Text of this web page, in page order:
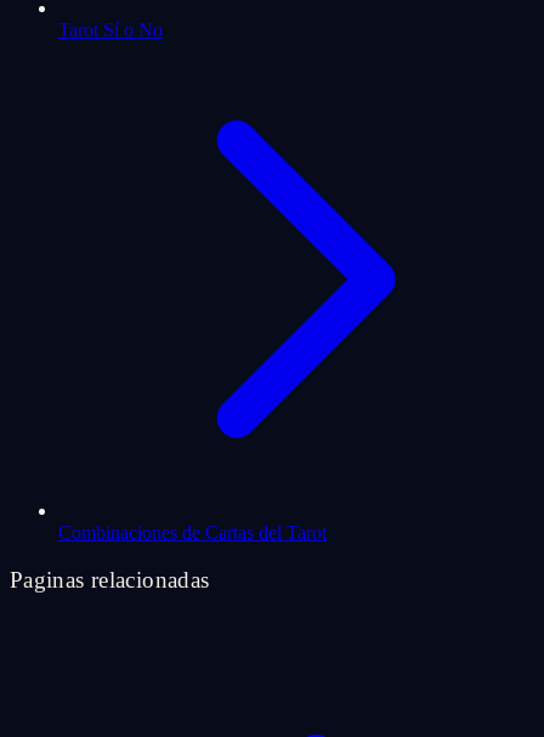
Tarot Sí o No
Combinaciones de Cartas del Tarot
Paginas relacionadas